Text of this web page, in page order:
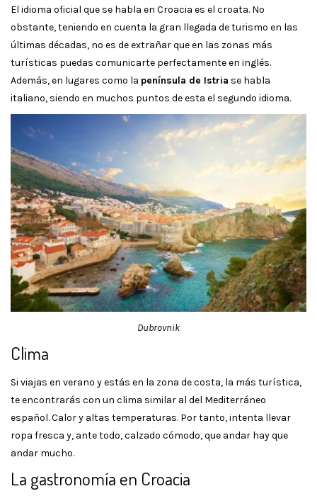
El idioma oficial que se habla en Croacia es el croata. No
obstante, teniendo en cuenta la gran llegada de turismo en las
últimas décadas, no es de extrañar que en las zonas más
turísticas puedas comunicarte perfectamente en inglés.
Además, en lugares como la península de Istria se habla
italiano, siendo en muchos puntos de esta el segundo idioma.
Dubrovnik
Clima
Si viajas en verano y estás en la zona de costa, la más turística,
te encontrarás con un clima similar al del Mediterráneo
español. Calor y altas temperaturas. Por tanto, intenta llevar
ropa fresca y, ante todo, calzado cómodo, que andar hay que
andar mucho.
La gastronomía en Croacia